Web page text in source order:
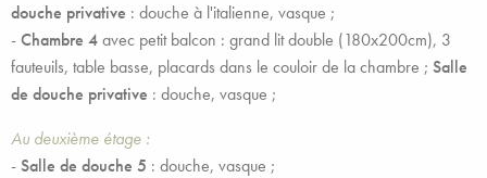
douche privative : douche à l'italienne, vasque ;
-Chambre 4avec petit balcon : grand lit double (180x200cm), 3
fauteuils, table basse, placards dans le couloir de la chambre ; Salle
de douche privative : douche, vasque ;
Au deuxième étage :
-Salle de douche 5 : douche, vasque ;